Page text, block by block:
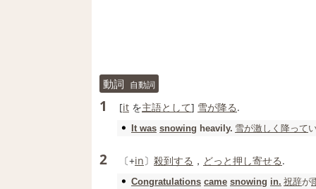
動詞 自動詞
1 [it を主語として] 雪が降る.
It was snowing heavily. 雪が激しく 降って
2 〔+in〕 殺到する ， どっと押し寄せる.
Congratulations came snowing in. 祝辞が